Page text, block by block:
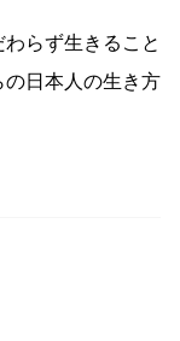
らず生きること
の日本人の生き方